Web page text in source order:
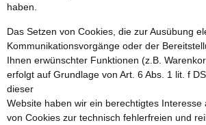
haben.
Das Setzen von Cookies, die zur Ausübung
Kommunikationsvorgänge oder der
Ihnen erwünschter Funktionen (z.B.
erfolgt auf Grundlage von Art. 6 Abs. 1 lit. f
dieser
Website haben wir ein berechtigtes Interesse
von Cookies zur technisch fehlerfreien und